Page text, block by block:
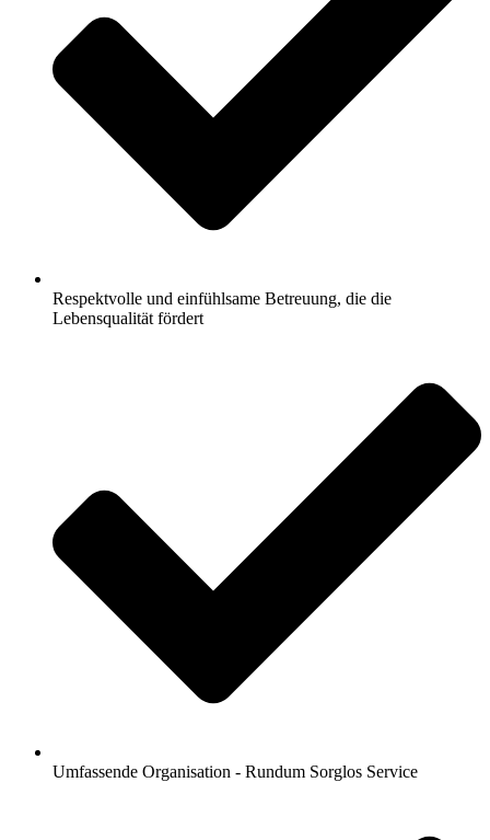
Respektvolle und einfühlsame Betreuung, die die
Lebensqualität fördert
Umfassende Organisation - Rundum Sorglos Service